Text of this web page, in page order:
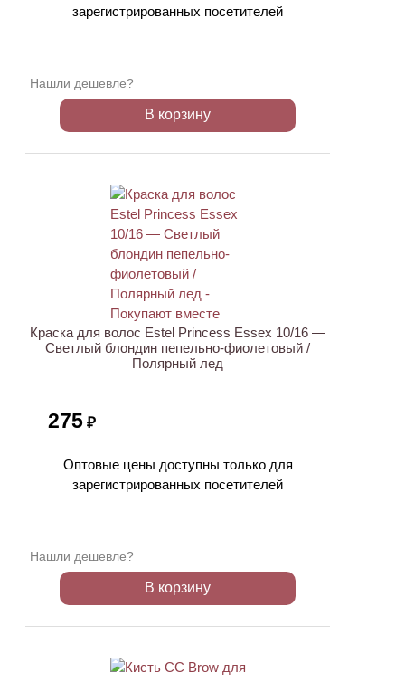
зарегистрированных посетителей
Нашли дешевле?
В корзину
Краска для волос Estel Princess Essex 10/16 —
Светлый блондин пепельно-фиолетовый /
Полярный лед
275 ₽
Оптовые цены доступны только для
зарегистрированных посетителей
Нашли дешевле?
В корзину